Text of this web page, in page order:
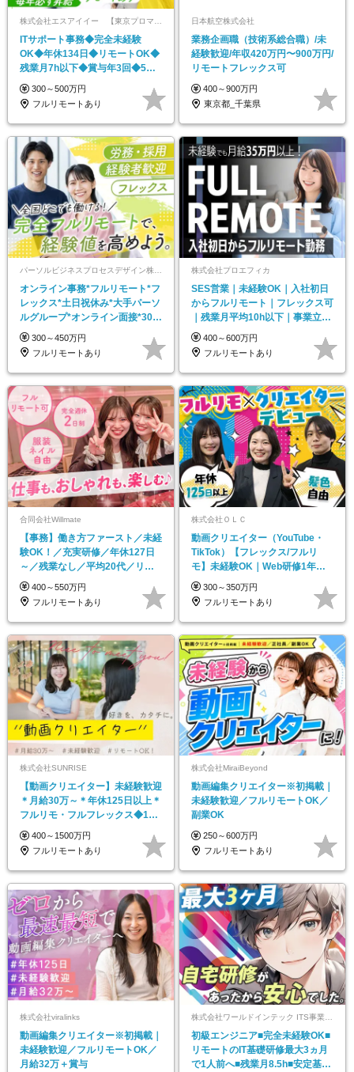
ITサポート事務◆完全未経験
OK◆年休134日◆リモートOK◆
残業月7h以下◆賞与年3回◆5年
目まで必ず昇給
300～500万円
フルリモートあり
日本航空株式会社
業務企画職（技術系総合職）/未
経験歓迎/年収420万円〜900万円/
リモートフレックス可
400～900万円
東京都_千葉県
パーソルビジネスプロセスデザイン株式会社 事業開発本部
オンライン事務*フルリモート*フ
レックス*土日祝休み*大手パーソ
ルグループ*オンライン面接*30～
40代活躍中
300～450万円
フルリモートあり
株式会社プロエフィカ
SES営業｜未経験OK｜入社初日
からフルリモート｜フレックス可
｜残業月平均10h以下｜事業立ち
上げメンバー
400～600万円
フルリモートあり
合同会社Willmate
【事務】働き方ファースト／未経
験OK！／充実研修／年休127日
～／残業なし／平均20代／リモ
ートOK
400～550万円
フルリモートあり
株式会社ＯＬＣ
動画クリエイター（YouTube・
TikTok）【フレックス/フルリ
モ】未経験OK｜Web研修1年間
｜副業OK
300～350万円
フルリモートあり
株式会社SUNRISE
【動画クリエイター】未経験歓迎
＊月給30万～＊年休125日以上＊
フルリモ・フルフレックス◆10
名の採用が決定◆
400～1500万円
フルリモートあり
株式会社MiraiBeyond
動画編集クリエイター※初掲載｜
未経験歓迎／フルリモートOK／
副業OK
250～600万円
フルリモートあり
株式会社viralinks
動画編集クリエイター※初掲載｜
未経験歓迎／フルリモートOK／
月給32万＋賞与
初級エンジニア■完全未経験OK■
リモートのIT基礎研修最大3ヵ月
で1人前へ■残業月8.5h■安定基